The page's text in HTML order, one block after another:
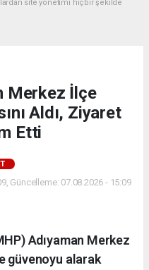
site yönetimi hiçbir şekilde
Merkez İlçe
Aldı, Ziyaret
Etti
Güncelleme: 07.08.2026 - 15:09
Adıyaman Merkez
güvenoyu alarak